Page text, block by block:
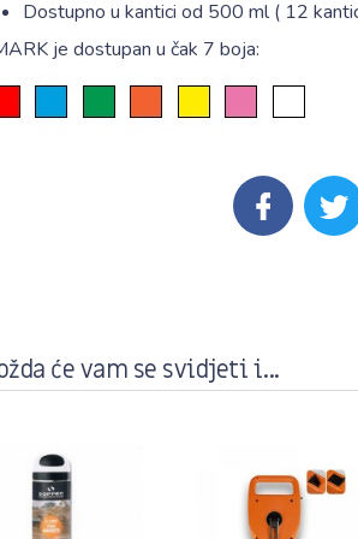
Dostupno u kantici od 500 ml ( 12
je dostupan u čak 7 boja:
će vam se svidjeti i...